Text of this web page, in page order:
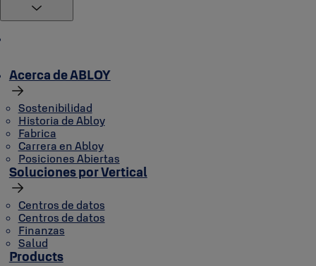
Acerca de ABLOY
Sostenibilidad
Historia de Abloy
Fabrica
Carrera en Abloy
Posiciones Abiertas
Soluciones por Vertical
Centros de datos
Centros de datos
Finanzas
Salud
Products